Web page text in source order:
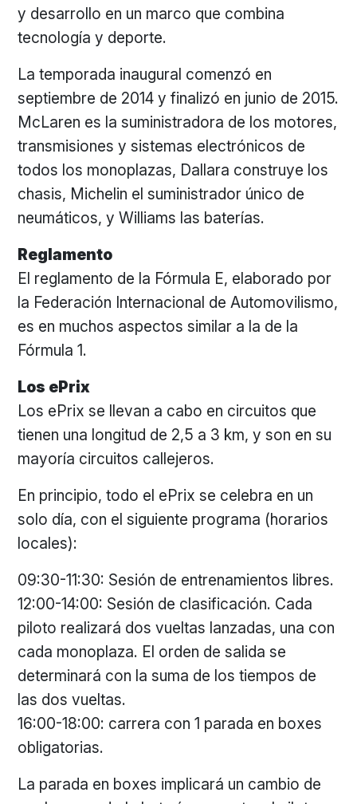
y desarrollo en un marco que combina
tecnología y deporte.
La temporada inaugural comenzó en
septiembre de 2014 y finalizó en junio de 2015.
McLaren es la suministradora de los motores,
transmisiones y sistemas electrónicos de
todos los monoplazas, Dallara construye los
chasis, Michelin el suministrador único de
neumáticos, y Williams las baterías.
Reglamento
El reglamento de la Fórmula E, elaborado por
la Federación Internacional de Automovilismo,
es en muchos aspectos similar a la de la
Fórmula 1.
Los ePrix
Los ePrix se llevan a cabo en circuitos que
tienen una longitud de 2,5 a 3 km, y son en su
mayoría circuitos callejeros.
En principio, todo el ePrix se celebra en un
solo día, con el siguiente programa (horarios
locales):
09:30-11:30: Sesión de entrenamientos libres.
12:00-14:00: Sesión de clasificación. Cada
piloto realizará dos vueltas lanzadas, una con
cada monoplaza. El orden de salida se
determinará con la suma de los tiempos de
las dos vueltas.
16:00-18:00: carrera con 1 parada en boxes
obligatorias.
La parada en boxes implicará un cambio de